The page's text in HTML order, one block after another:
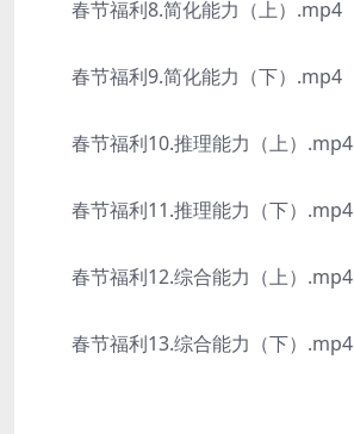
春节福利8.简化能力（上）.mp4
春节福利9.简化能力（下）.mp4
春节福利10.推理能力（上）.mp4
春节福利11.推理能力（下）.mp4
春节福利12.综合能力（上）.mp4
春节福利13.综合能力（下）.mp4